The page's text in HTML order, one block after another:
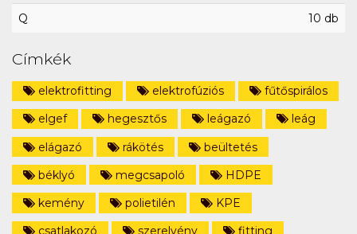
Q 10 db
Címkék
elektrofitting elektrofúziós
fűtőspirálos
elgef
hegesztős leágazó
leág
elágazó
rákötés
beültetés
béklyó
megcsapoló
HDPE
kemény
polietilén
KPE
csatlakozó
szerelvény
fitting